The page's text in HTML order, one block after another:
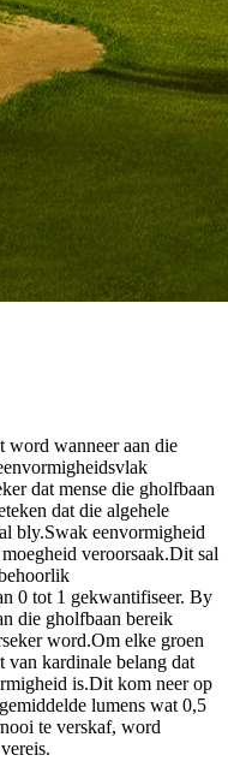
word wanneer aan die
dat mense die gholfbaan
dat die algehele
bly.Swak eenvormigheid
veroorsaak.Dit sal
0 tot 1 gekwantifiseer. By
die gholfbaan bereik
word.Om elke groen
van kardinale belang dat
is.Dit kom neer op
lumens wat 0,5
te verskaf, word